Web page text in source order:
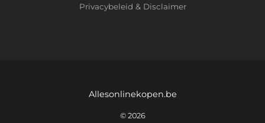
Privacybeleid & Disclaimer
Allesonlinekopen.be
© 2026